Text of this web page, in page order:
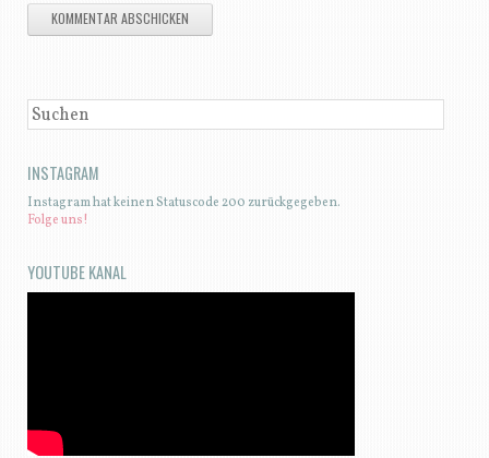
SUCHEN
INSTAGRAM
Instagram hat keinen Statuscode 200 zurückgegeben.
Folge uns!
YOUTUBE KANAL